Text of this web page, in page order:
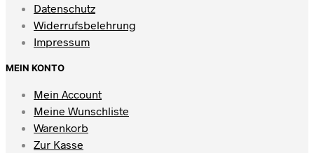
Datenschutz
Widerrufsbelehrung
Impressum
MEIN KONTO
Mein Account
Meine Wunschliste
Warenkorb
Zur Kasse